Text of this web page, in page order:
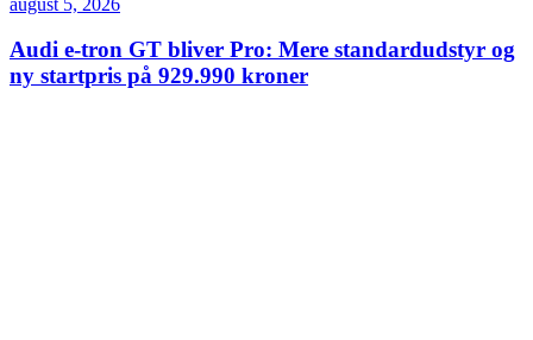
Audi e-tron GT bliver Pro: Mere standardudstyr og
ny startpris på 929.990 kroner